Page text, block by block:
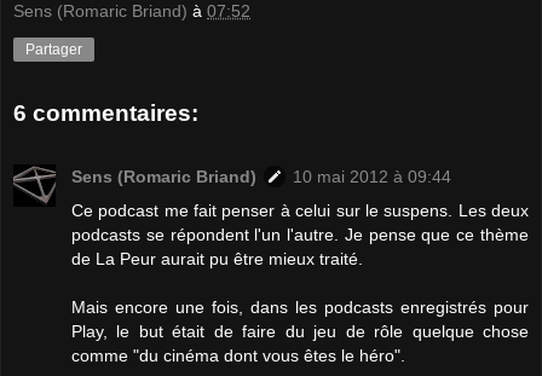
Sens (Romaric Briand) à 07:52
Partager
6 commentaires:
Sens (Romaric Briand)
10 mai 2012 à 09:44
Ce podcast me fait penser à celui sur le suspens. Les deux
podcasts se répondent l'un l'autre. Je pense que ce thème
de La Peur aurait pu être mieux traité.
Mais encore une fois, dans les podcasts enregistrés pour
Play, le but était de faire du jeu de rôle quelque chose
comme "du cinéma dont vous êtes le héro".